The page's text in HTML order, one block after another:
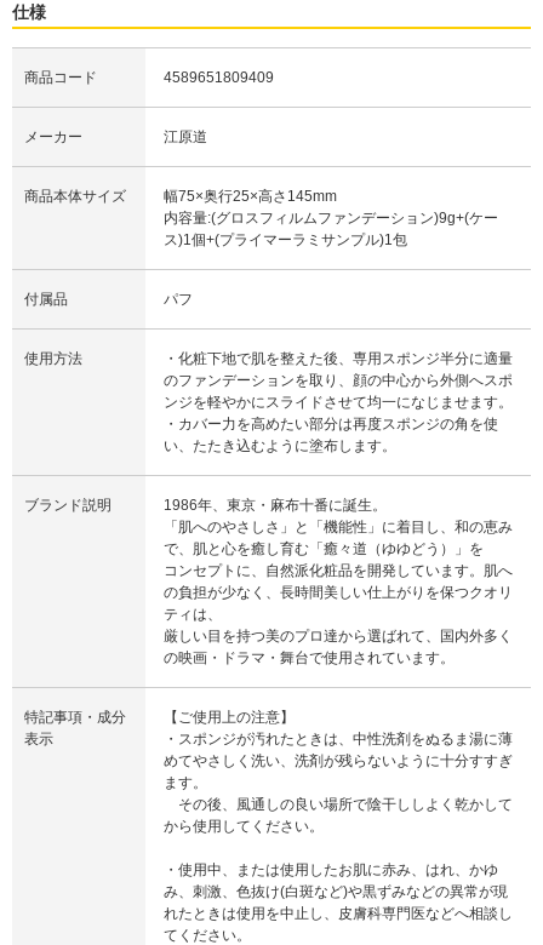
仕様
商品コード 4589651809409
メーカー 江原道
商品本体サイズ
幅75×奥行25×高さ145mm
内容量:(グロスフィルムファンデーション)9g+(ケー
ス)1個+(プライマーラミサンプル)1包
付属品 パフ
使用方法
・化粧下地で肌を整えた後、専用スポンジ半分に適量
のファンデーションを取り、顔の中心から外側へスポ
ンジを軽やかにスライドさせて均一になじませます。
・カバー力を高めたい部分は再度スポンジの角を使
い、たたき込むように塗布します。
ブランド説明
1986年、東京・麻布十番に誕生。
「肌へのやさしさ」と「機能性」に着目し、和の恵み
で、肌と心を癒し育む「癒々道（ゆゆどう）」を
コンセプトに、自然派化粧品を開発しています。肌へ
の負担が少なく、長時間美しい仕上がりを保つクオリ
ティは、
厳しい目を持つ美のプロ達から選ばれて、国内外多く
の映画・ドラマ・舞台で使用されています。
特記事項・成分
表示
【ご使用上の注意】
・スポンジが汚れたときは、中性洗剤をぬるま湯に薄
めてやさしく洗い、洗剤が残らないように十分すすぎ
ます。
その後、風通しの良い場所で陰干ししよく乾かして
から使用してください。
・使用中、または使用したお肌に赤み、はれ、かゆ
み、刺激、色抜け(白斑など)や黒ずみなどの異常が現
れたときは使用を中止し、皮膚科専門医などへ相談し
てください。